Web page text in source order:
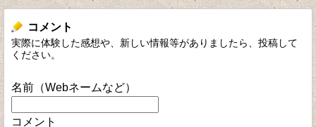
コメント
実際に体験した感想や、新しい情報等がありましたら、投稿して
ください。
名前（Webネームなど）
コメント